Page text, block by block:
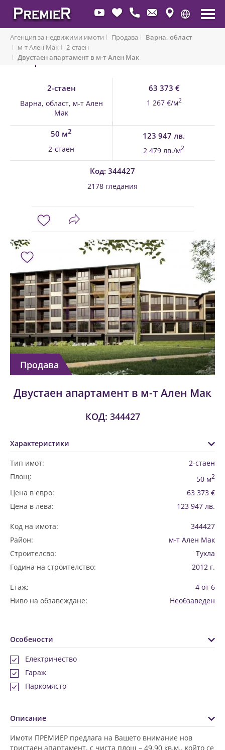
Агенция за недвижими имоти Продава
Варна, област
м-т Ален Мак
2-стаен
Двустаен апартамент в м-т Ален Мак
Обратно към имоти
2-стаен
Варна, област, м-т Ален
Мак
63 373 €
1 267 €/м2
123 947 лв.
2 479 лв./м2
50 м2
2-стаен
Код: 344427
2178 гледания
Продава
Двустаен апартамент в м-т Ален Мак
КОД: 344427
Характеристики
Тип имот:
2-стаен
Площ:
50 м2
Цена в евро:
63 373 €
Цена в лева:
123 947 лв.
Код на имота:
344427
Район:
м-т Ален Мак
Строителсво:
Тухла
Година на строителство:
2012 г.
Етаж:
4 от 6
Ниво на обзавеждане:
Необзаведен
Особености
Електричество
Гараж
Паркомясто
Описание
Имоти ПРЕМИЕР предлага на Вашето внимание нов
тристаен апартамент, с чиста площ – 49,90 кв.м., който се